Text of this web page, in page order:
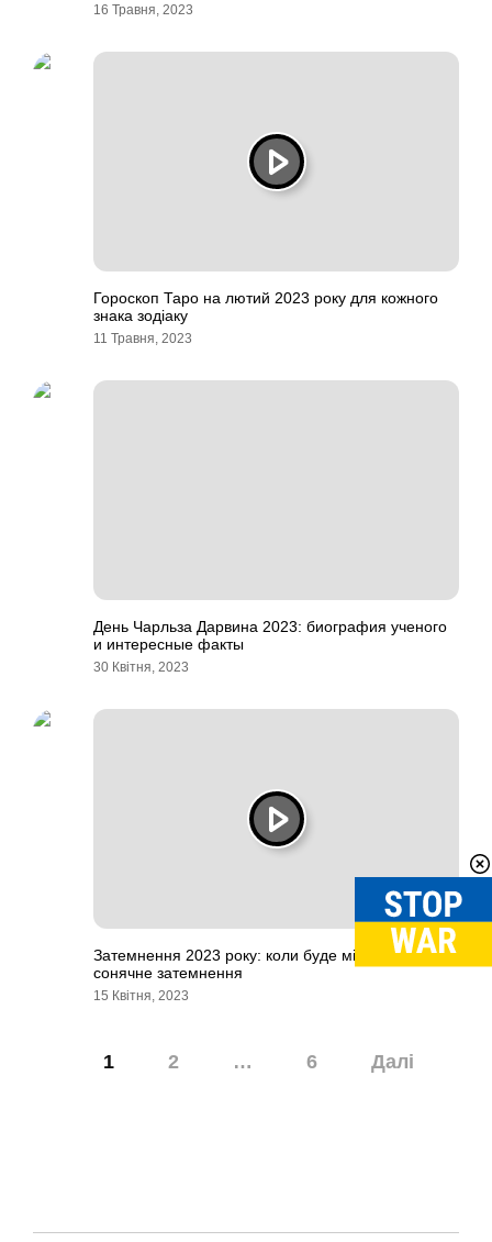
16 Травня, 2023
Гороскоп Таро на лютий 2023 року для кожного
знака зодіаку
11 Травня, 2023
День Чарльза Дарвина 2023: биография ученого
и интересные факты
30 Квітня, 2023
Затемнення 2023 року: коли буде місячне та
сонячне затемнення
15 Квітня, 2023
1 2 … 6 Далі